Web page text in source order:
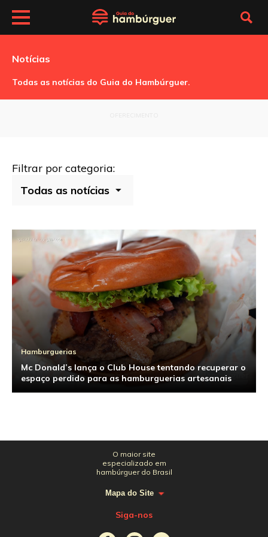
Notícias
Todas as notícias do Guia do Hambúrguer.
Filtrar por categoria:
Hamburguerias
Mc Donald’s lança o Club House tentando recuperar o
espaço perdido para as hamburguerias artesanais
O maior site
especializado em
hambúrguer do Brasil
Mapa do Site
Siga-nos